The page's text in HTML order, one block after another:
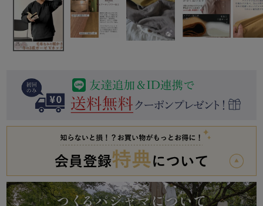
春 夏 冬
売れ筋ランキング
すべての生地一覧はこちら
目的別でさがす一覧はこちら
前開き かぶり スリーパー
作務衣
ーブ
上着単品
ズボン単品